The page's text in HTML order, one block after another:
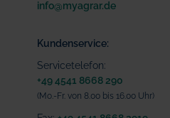
info@myagrar.de
Kundenservice:
Servicetelefon:
+49 4541 8668 290
(Mo.-Fr. von 8.00 bis 16.00 Uhr)